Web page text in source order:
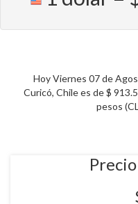
Hoy Viernes 07 de
Curicó, Chile es de $
pesos